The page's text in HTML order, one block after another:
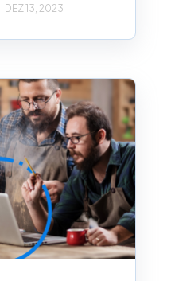
DEZ 13, 2023